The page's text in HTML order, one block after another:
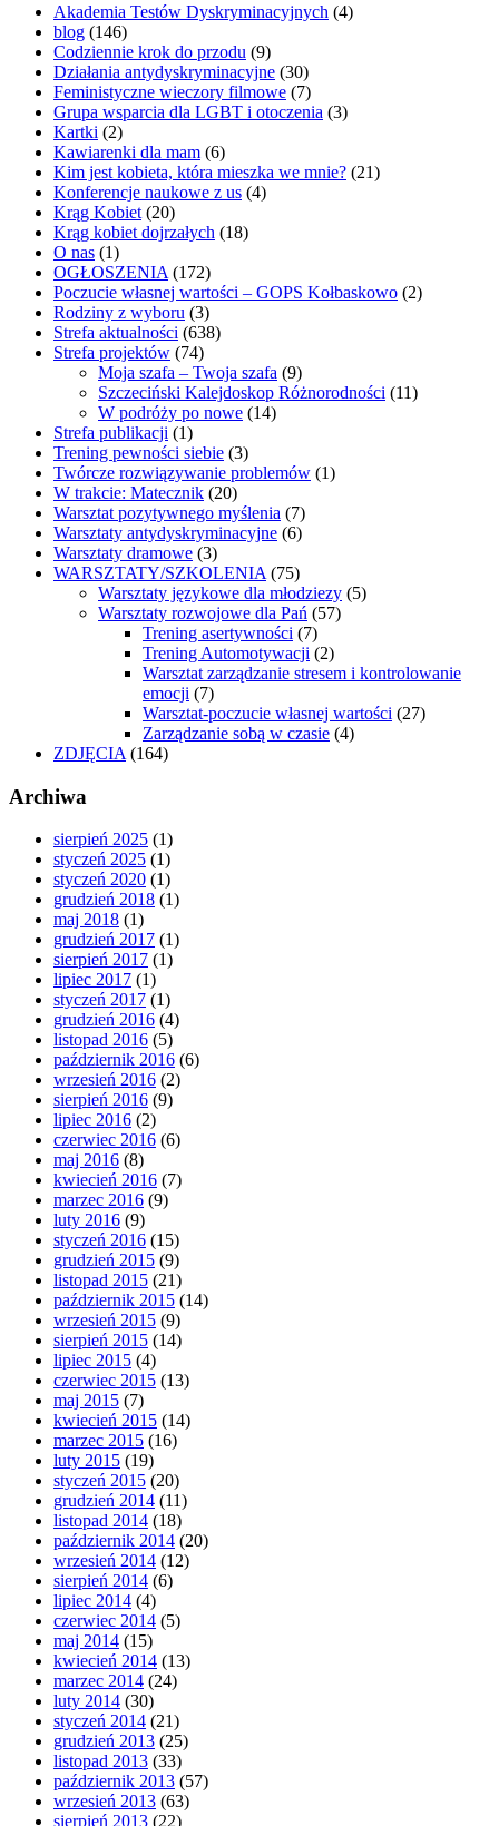
Akademia Testów Dyskryminacyjnych (4)
blog (146)
Codziennie krok do przodu (9)
Działania antydyskryminacyjne (30)
Feministyczne wieczory filmowe (7)
Grupa wsparcia dla LGBT i otoczenia (3)
Kartki (2)
Kawiarenki dla mam (6)
Kim jest kobieta, która mieszka we mnie? (21)
Konferencje naukowe z us (4)
Krąg Kobiet (20)
Krąg kobiet dojrzałych (18)
O nas (1)
OGŁOSZENIA (172)
Poczucie własnej wartości – GOPS Kołbaskowo (2)
Rodziny z wyboru (3)
Strefa aktualności (638)
Strefa projektów (74)
Moja szafa – Twoja szafa (9)
Szczeciński Kalejdoskop Różnorodności (11)
W podróży po nowe (14)
Strefa publikacji (1)
Trening pewności siebie (3)
Twórcze rozwiązywanie problemów (1)
W trakcie: Matecznik (20)
Warsztat pozytywnego myślenia (7)
Warsztaty antydyskryminacyjne (6)
Warsztaty dramowe (3)
WARSZTATY/SZKOLENIA (75)
Warsztaty językowe dla młodziezy (5)
Warsztaty rozwojowe dla Pań (57)
Trening asertywności (7)
Trening Automotywacji (2)
Warsztat zarządzanie stresem i kontrolowanie
emocji (7)
Warsztat-poczucie własnej wartości (27)
Zarządzanie sobą w czasie (4)
ZDJĘCIA (164)
Archiwa
sierpień 2025 (1)
styczeń 2025 (1)
styczeń 2020 (1)
grudzień 2018 (1)
maj 2018 (1)
grudzień 2017 (1)
sierpień 2017 (1)
lipiec 2017 (1)
styczeń 2017 (1)
grudzień 2016 (4)
listopad 2016 (5)
październik 2016 (6)
wrzesień 2016 (2)
sierpień 2016 (9)
lipiec 2016 (2)
czerwiec 2016 (6)
maj 2016 (8)
kwiecień 2016 (7)
marzec 2016 (9)
luty 2016 (9)
styczeń 2016 (15)
grudzień 2015 (9)
listopad 2015 (21)
październik 2015 (14)
wrzesień 2015 (9)
sierpień 2015 (14)
lipiec 2015 (4)
czerwiec 2015 (13)
maj 2015 (7)
kwiecień 2015 (14)
marzec 2015 (16)
luty 2015 (19)
styczeń 2015 (20)
grudzień 2014 (11)
listopad 2014 (18)
październik 2014 (20)
wrzesień 2014 (12)
sierpień 2014 (6)
lipiec 2014 (4)
czerwiec 2014 (5)
maj 2014 (15)
kwiecień 2014 (13)
marzec 2014 (24)
luty 2014 (30)
styczeń 2014 (21)
grudzień 2013 (25)
listopad 2013 (33)
październik 2013 (57)
wrzesień 2013 (63)
sierpień 2013 (22)